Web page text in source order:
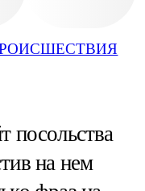
посольства
на нем